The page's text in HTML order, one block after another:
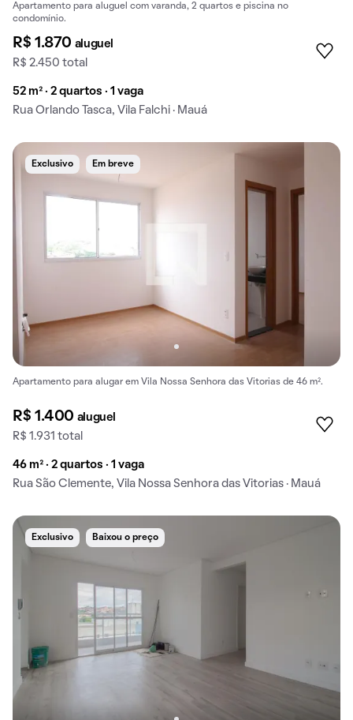
Apartamento para aluguel com varanda, 2 quartos e piscina no
condomínio.
R$ 1.870 aluguel
R$ 2.450 total
52 m² · 2 quartos · 1 vaga
Rua Orlando Tasca, Vila Falchi · Mauá
Exclusivo Em breve
Apartamento para alugar em Vila Nossa Senhora das Vitorias de 46 m².
R$ 1.400 aluguel
R$ 1.931 total
46 m² · 2 quartos · 1 vaga
Rua São Clemente, Vila Nossa Senhora das Vitorias · Mauá
Exclusivo Baixou o preço